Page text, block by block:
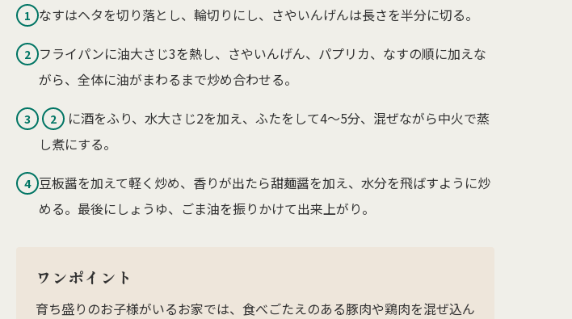
1 なすはヘタを切り落とし、輪切りにし、さやいんげんは長さを半分に切る。
2 フライパンに油大さじ3を熱し、さやいんげん、パプリカ、なすの順に加えな
がら、全体に油がまわるまで炒め合わせる。
3 2
に酒をふり、水大さじ2を加え、ふたをして4〜5分、混ぜながら中火で蒸
し煮にする。
4 豆板醤を加えて軽く炒め、香りが出たら甜麺醤を加え、水分を飛ばすように炒
める。最後にしょうゆ、ごま油を振りかけて出来上がり。
ワンポイント
育ち盛りのお子様がいるお家では、食べごたえのある豚肉や鶏肉を混ぜ込ん